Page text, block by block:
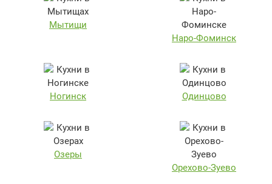
Мытищи
Наро-Фоминск
Ногинск Одинцово
Озеры
Орехово-Зуево